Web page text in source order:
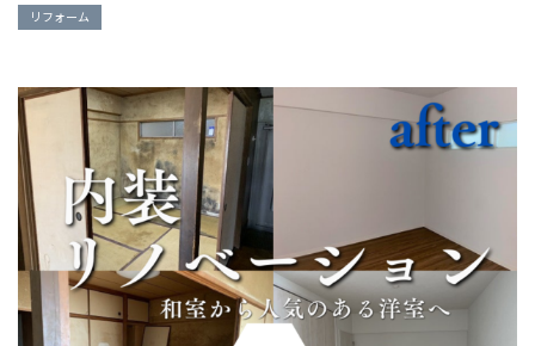
リフォーム